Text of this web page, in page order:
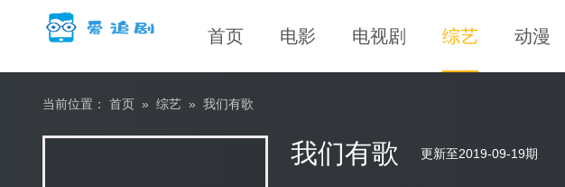
首页 电影 电视剧 综艺 动漫
当前位置： 首页 » 综艺 » 我们有歌
我们有歌 更新至2019-09-19期